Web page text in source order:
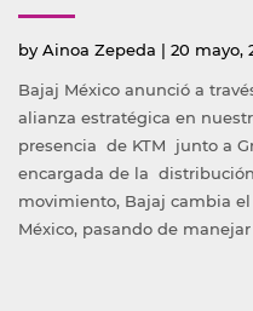
by Publicado
Ainoa Zepeda | 20 mayo,
Bajaj México anunció a
alianza estratégica en
presencia de KTM junto a
encargada de la
movimiento, Bajaj cambia
México, pasando de